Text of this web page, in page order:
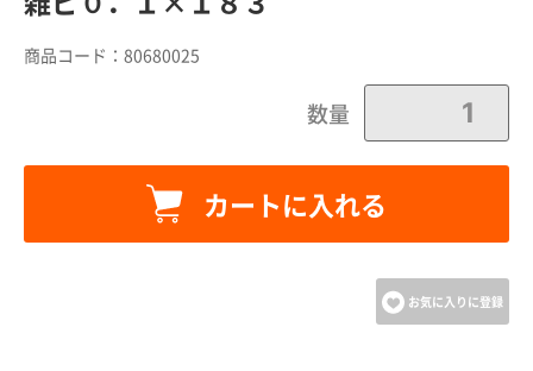
商品コード： 80680025
数量
カートに入れる
カートに追加しました。
お気に入りに登録